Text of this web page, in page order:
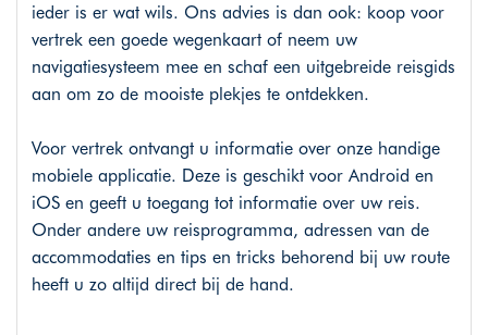
ieder is er wat wils. Ons advies is dan ook: koop voor
vertrek een goede wegenkaart of neem uw
navigatiesysteem mee en schaf een uitgebreide reisgids
aan om zo de mooiste plekjes te ontdekken.
Voor vertrek ontvangt u informatie over onze handige
mobiele applicatie. Deze is geschikt voor Android en
iOS en geeft u toegang tot informatie over uw reis.
Onder andere uw reisprogramma, adressen van de
accommodaties en tips en tricks behorend bij uw route
heeft u zo altijd direct bij de hand.